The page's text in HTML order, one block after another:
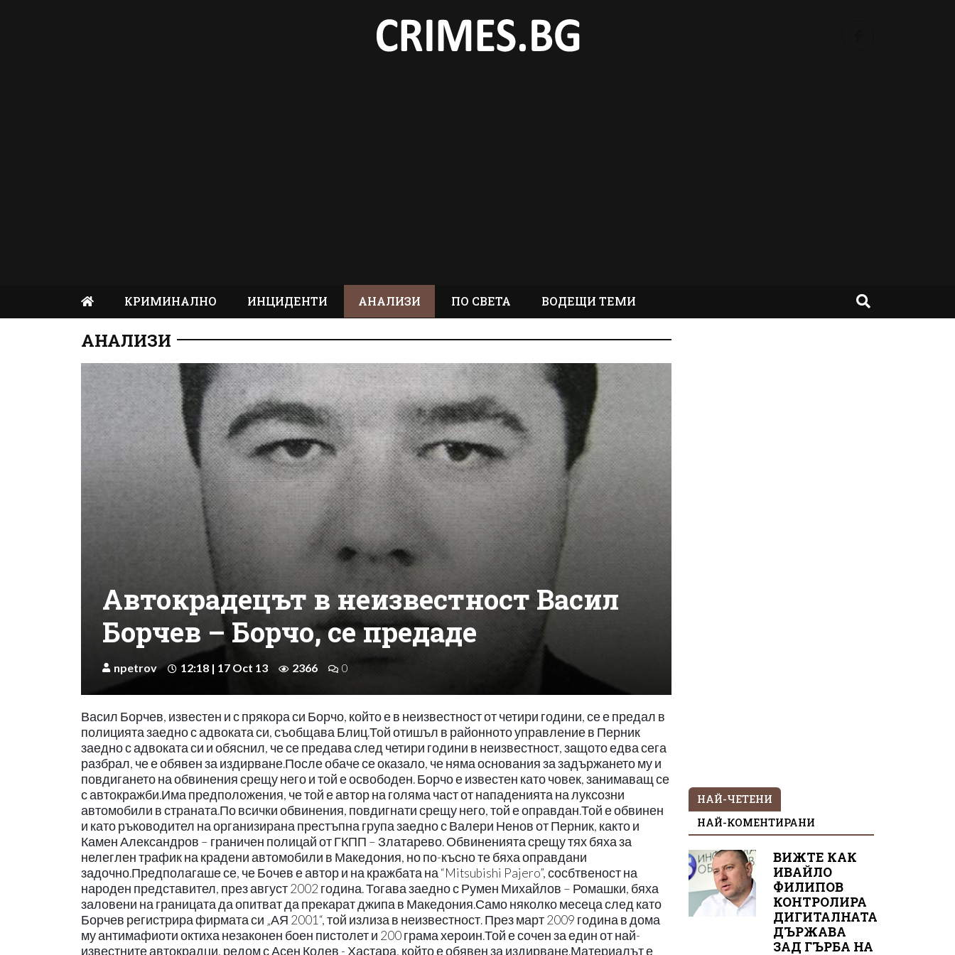
КРИМИНАЛНО ИНЦИДЕНТИ АНАЛИЗИ ПО СВЕТА ВОДЕЩИ ТЕМИ
АНАЛИЗИ
Автокрадецът в неизвестност Васил
Борчев – Борчо, се предаде
npetrov 12:18 | 17 Oct 13 2366 0
Васил Борчев, известен и с прякора си Борчо, който е в неизвестност от четири години, се е предал в
полицията заедно с адвоката си, съобщава Блиц.Той отишъл в районното управление в Перник
заедно с адвоката си и обяснил, че се предава след четири години в неизвестност, защото едва сега
разбрал, че е обявен за издирване.После обаче се оказало, че няма основания за задържането му и
повдигането на обвинения срещу него и той е освободен. Борчо е известен като човек, занимаващ се
с автокражби.Има предположения, че той е автор на голяма част от нападенията на луксозни
автомобили в страната.По всички обвинения, повдигнати срещу него, той е оправдан.Той е обвинен
и като ръководител на организирана престъпна група заедно с Валери Ненов от Перник, както и
Камен Александров – граничен полицай от ГКПП – Златарево. Обвиненията срещу тях бяха за
нелеглен трафик на крадени автомобили в Македония, но по-късно те бяха оправдани
задочно.Предполагаше се, че Бочев е автор и на кражбата на “Mitsubishi Pajero”, сосбтвеност на
народен представител, през август 2002 година. Тогава заедно с Румен Михайлов – Ромашки, бяха
заловени на границата да опитват да прекарат джипа в Македония.Само няколко месеца след като
Борчев регистрира фирмата си „АЯ 2001“, той излиза в неизвестност. През март 2009 година в дома
му антимафиоти октиха незаконен боен пистолет и 200 грама хероин.Той е сочен за един от най-
известните автокрадци, редом с Асен Колев - Хастара, който е обявен за издирване.Материалът е
НАЙ-ЧЕТЕНИ
НАЙ-КОМЕНТИРАНИ
ВИЖТЕ КАК
ИВАЙЛО
ФИЛИПОВ
КОНТРОЛИРА
ДИГИТАЛНАТА
ДЪРЖАВА
ЗАД ГЪРБА НА